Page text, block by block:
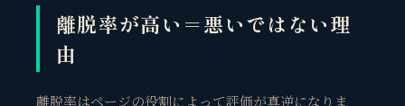
離脱率が高い＝悪いではない理
由
離脱率はページの役割によって評価が真逆になりま